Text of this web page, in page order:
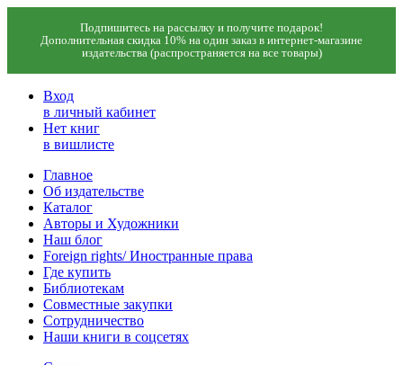
Подпишитесь на рассылку и получите подарок!
Дополнительная скидка 10% на один заказ в интернет-магазине
издательства (распространяется на все товары)
Вход
в личный кабинет
Нет книг
в вишлисте
Главное
Об издательстве
Каталог
Авторы и Художники
Наш блог
Foreign rights/ Иностранные права
Где купить
Библиотекам
Совместные закупки
Сотрудничество
Наши книги в соцсетях